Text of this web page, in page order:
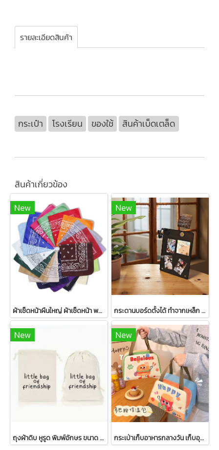
รายละเอียดสินค้า
กระเป๋า โรงเรียน ของใช้ สินค้าเบ็ดเตล็ด
สินค้าเกี่ยวข้อง
New
ผ้าเช็ดหน้าผืนใหญ่ ผ้าเช็ดหน้า พร้อมส่ง ขนาด 55*55 เซนติเมตร
New
กระดานบอร์ดตั้งได้ ทำจากเหล็ก ขาวดำ ส่งจากไทย
New
ถุงผ้าดิบ หูรูด พิมพ์อักษร ขนาด 15*10ซม.
New
กระเป่าเก็บอาหารกลางวัน เก็บอุณหภูมิ กระเป๋าน่ารัก